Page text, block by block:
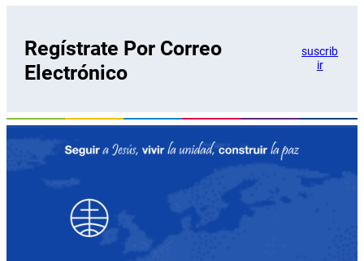
Regístrate Por Correo
Electrónico
suscrib
ir